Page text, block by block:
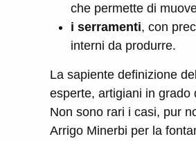
che permette di
i serramenti, con
interni da produrre.
La sapiente definizione
esperte, artigiani in grado
Non sono rari i casi, pur
Arrigo Minerbi per la